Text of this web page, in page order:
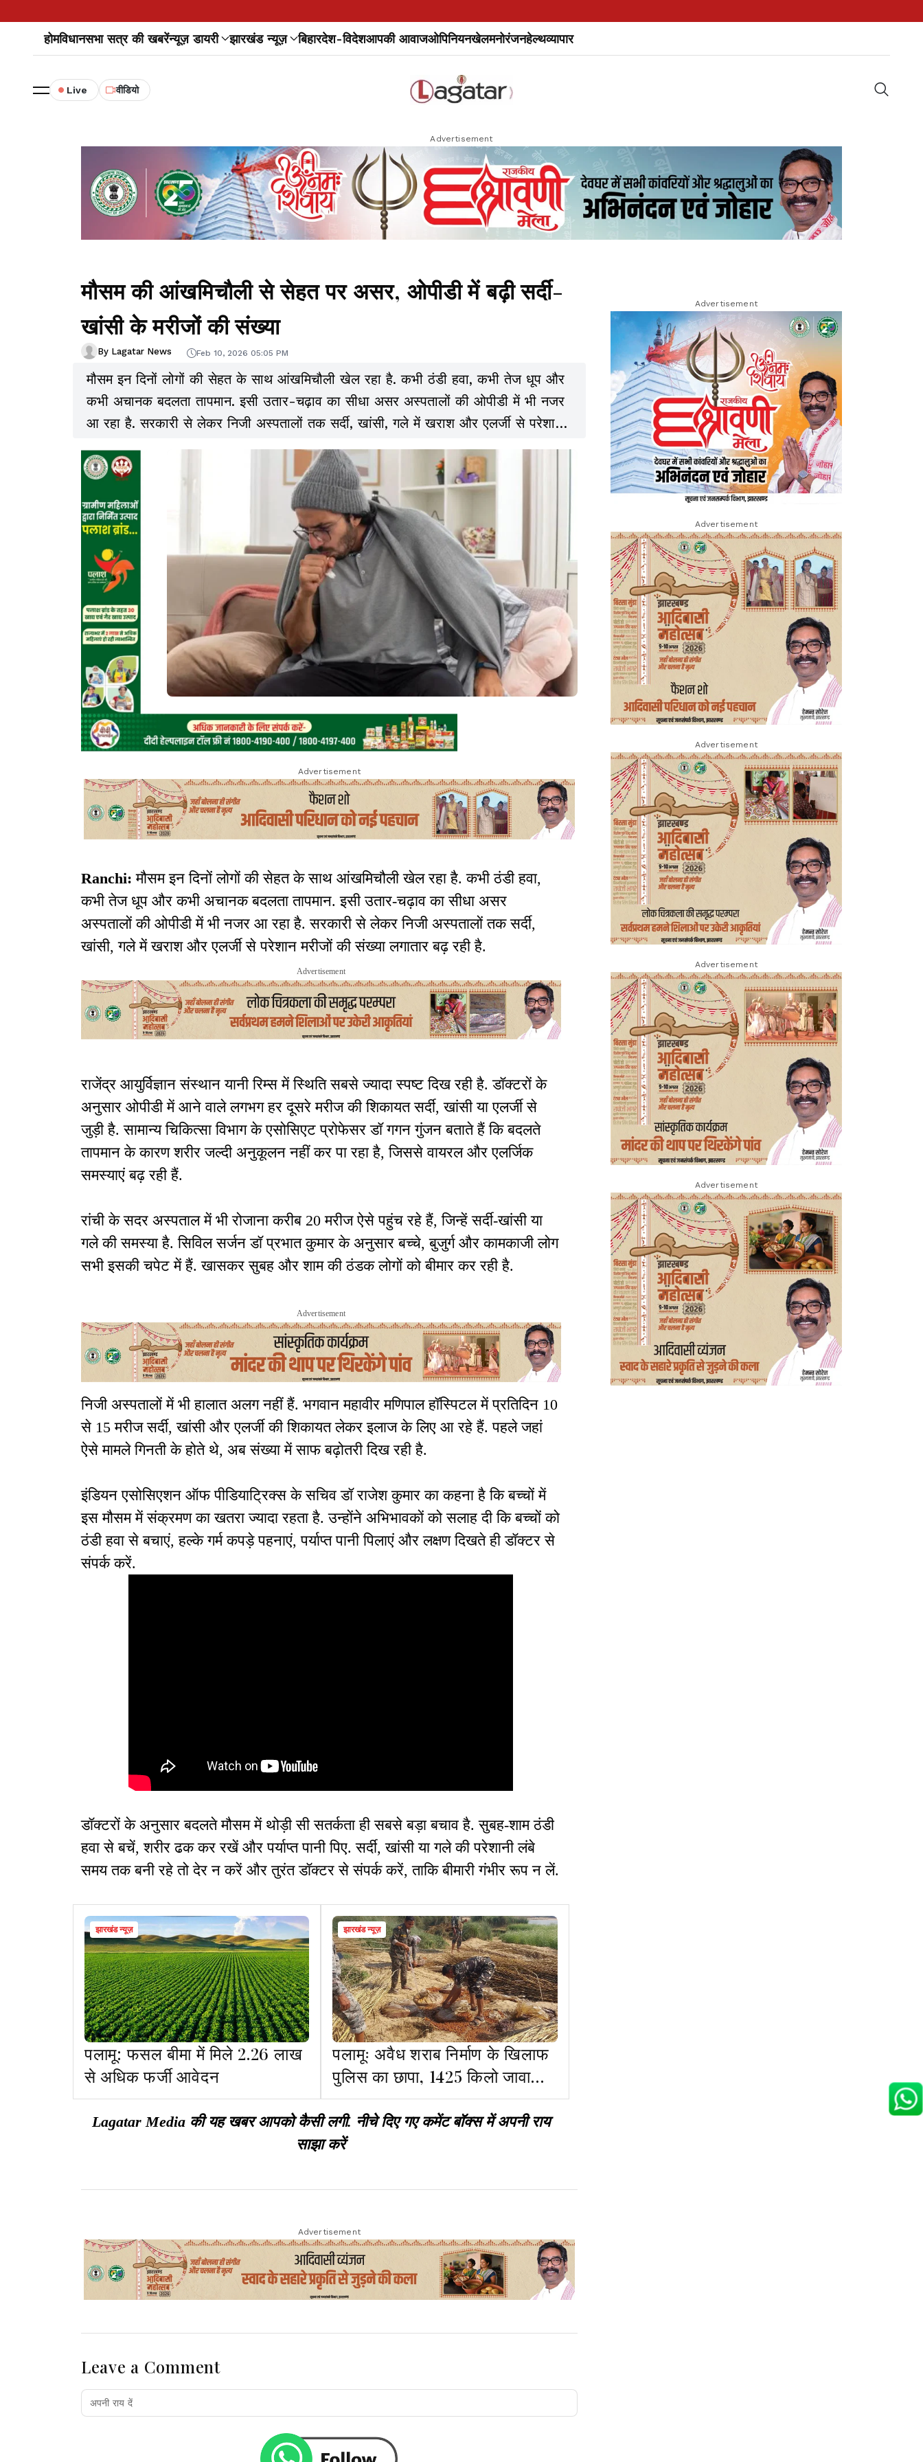
होमविधानसभा सत्र की खबरेंन्यूज़ डायरी झारखंड न्यूज़ बिहारदेश-विदेशआपकी आवाजओपिनियनखेलमनोरंजनहेल्थव्यापार
Live वीडियो
Advertisement
मौसम की आंखमिचौली से सेहत पर असर, ओपीडी में बढ़ी सर्दी-
खांसी के मरीजों की संख्या
By Lagatar News Feb 10, 2026 05:05 PM
मौसम इन दिनों लोगों की सेहत के साथ आंखमिचौली खेल रहा है. कभी ठंडी हवा, कभी तेज धूप और
कभी अचानक बदलता तापमान. इसी उतार-चढ़ाव का सीधा असर अस्पतालों की ओपीडी में भी नजर
आ रहा है. सरकारी से लेकर निजी अस्पतालों तक सर्दी, खांसी, गले में खराश और एलर्जी से परेशान
मरीजों की संख्या लगातार बढ़ रही है.
Advertisement
Ranchi:मौसम इन दिनों लोगों की सेहत के साथ आंखमिचौली खेल रहा है. कभी ठंडी हवा,
कभी तेज धूप और कभी अचानक बदलता तापमान. इसी उतार-चढ़ाव का सीधा असर
अस्पतालों की ओपीडी में भी नजर आ रहा है. सरकारी से लेकर निजी अस्पतालों तक सर्दी,
खांसी, गले में खराश और एलर्जी से परेशान मरीजों की संख्या लगातार बढ़ रही है.
Advertisement
राजेंद्र आयुर्विज्ञान संस्थान यानी रिम्स में स्थिति सबसे ज्यादा स्पष्ट दिख रही है. डॉक्टरों के
अनुसार ओपीडी में आने वाले लगभग हर दूसरे मरीज की शिकायत सर्दी, खांसी या एलर्जी से
जुड़ी है. सामान्य चिकित्सा विभाग के एसोसिएट प्रोफेसर डॉ गगन गुंजन बताते हैं कि बदलते
तापमान के कारण शरीर जल्दी अनुकूलन नहीं कर पा रहा है, जिससे वायरल और एलर्जिक
समस्याएं बढ़ रही हैं.
रांची के सदर अस्पताल में भी रोजाना करीब 20 मरीज ऐसे पहुंच रहे हैं, जिन्हें सर्दी-खांसी या
गले की समस्या है. सिविल सर्जन डॉ प्रभात कुमार के अनुसार बच्चे, बुजुर्ग और कामकाजी लोग
सभी इसकी चपेट में हैं. खासकर सुबह और शाम की ठंडक लोगों को बीमार कर रही है.
Advertisement
निजी अस्पतालों में भी हालात अलग नहीं हैं. भगवान महावीर मणिपाल हॉस्पिटल में प्रतिदिन 10
से 15 मरीज सर्दी, खांसी और एलर्जी की शिकायत लेकर इलाज के लिए आ रहे हैं. पहले जहां
ऐसे मामले गिनती के होते थे, अब संख्या में साफ बढ़ोतरी दिख रही है.
इंडियन एसोसिएशन ऑफ पीडियाट्रिक्स के सचिव डॉ राजेश कुमार का कहना है कि बच्चों में
इस मौसम में संक्रमण का खतरा ज्यादा रहता है. उन्होंने अभिभावकों को सलाह दी कि बच्चों को
ठंडी हवा से बचाएं, हल्के गर्म कपड़े पहनाएं, पर्याप्त पानी पिलाएं और लक्षण दिखते ही डॉक्टर से
संपर्क करें.
डॉक्टरों के अनुसार बदलते मौसम में थोड़ी सी सतर्कता ही सबसे बड़ा बचाव है. सुबह-शाम ठंडी
हवा से बचें, शरीर ढक कर रखें और पर्याप्त पानी पिए. सर्दी, खांसी या गले की परेशानी लंबे
समय तक बनी रहे तो देर न करें और तुरंत डॉक्टर से संपर्क करें, ताकि बीमारी गंभीर रूप न लें.
झारखंड न्यूज़
पलामू: फसल बीमा में मिले 2.26 लाख
से अधिक फर्जी आवेदन
झारखंड न्यूज़
पलामूः अवैध शराब निर्माण के खिलाफ
पुलिस का छापा, 1425 किलो जावा
महुआ नष्ट
Lagatar Media की यह खबर आपको कैसी लगी. नीचे दिए गए कमेंट बॉक्स में अपनी राय
साझा करें
Advertisement
Leave a Comment
Advertisement
Advertisement
Advertisement
Advertisement
Advertisement